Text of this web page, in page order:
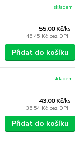
55,00 Kč/ks
45,45 Kč bez DPH
skladem
Přidat do košíku
43,00 Kč/ks
35,54 Kč bez DPH
skladem
Přidat do košíku